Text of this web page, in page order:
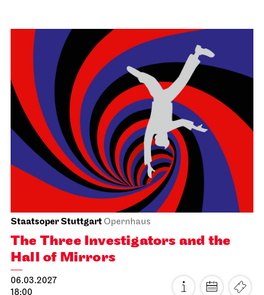
Schauspiel Stuttgart Schauspielhaus
Eve of Retirement
20.03.2027
19:30 - 22:10
Sun, 21.03.2027